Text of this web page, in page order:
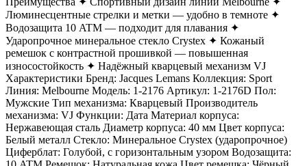
Люминесцентные стрелки и метки — удобно в темноте ✦
Водозащита 10 ATM — подходит для плавания ✦
Ударопрочное минеральное стекло Crystex ✦ Кожаный
ремешок с контрастной прошивкой — повышенная
износостойкость ✦ Надёжный кварцевый механизм VJ
Характеристики Бренд: Jacques Lemans Коллекция: Sport
Линия: Melbourne Модель: 1-2176 Артикул: 1-2176D Пол:
Мужские Тип механизма: Кварцевый Производитель
механизма: VJ Функции: Дата Материал корпуса:
Нержавеющая сталь Диаметр корпуса: 40 мм Цвет корпуса:
Белый металл Стекло: Минеральное Crystex (ударопрочное)
Циферблат: Голубой, с горизонтальным узором Водозащита: